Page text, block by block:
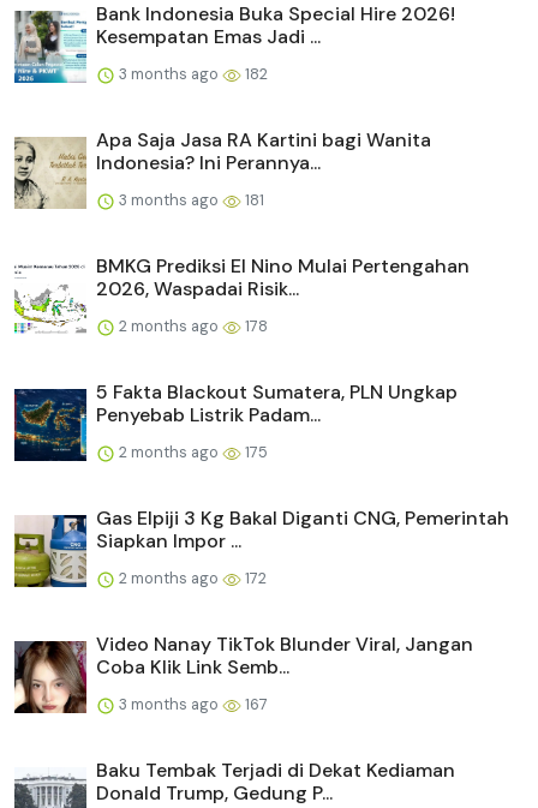
Bank Indonesia Buka Special Hire 2026!
Kesempatan Emas Jadi ...
3 months ago 182
Apa Saja Jasa RA Kartini bagi Wanita
Indonesia? Ini Perannya...
3 months ago 181
BMKG Prediksi El Nino Mulai Pertengahan
2026, Waspadai Risik...
2 months ago 178
5 Fakta Blackout Sumatera, PLN Ungkap
Penyebab Listrik Padam...
2 months ago 175
Gas Elpiji 3 Kg Bakal Diganti CNG, Pemerintah
Siapkan Impor ...
2 months ago 172
Video Nanay TikTok Blunder Viral, Jangan
Coba Klik Link Semb...
3 months ago 167
Baku Tembak Terjadi di Dekat Kediaman
Donald Trump, Gedung P...